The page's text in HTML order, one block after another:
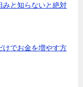
みと知らないと絶対
けでお金を増やす方